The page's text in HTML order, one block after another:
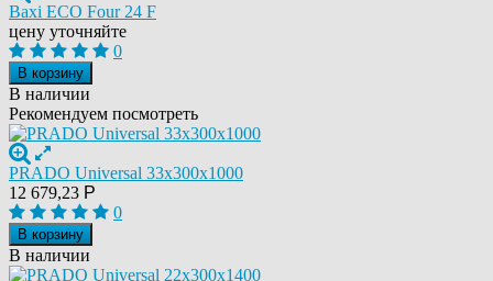
Baxi ECO Four 24 F
цену уточняйте
0
В корзину
В наличии
Рекомендуем посмотреть
PRADO Universal 33х300х1000
12 679,23 Р
0
В корзину
В наличии